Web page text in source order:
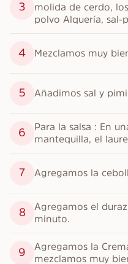
3
molida de cerdo,
polvo Alquería, sal-
4 Mezclamos muy
5 Añadimos sal y
6
Para la salsa : En
mantequilla, el
7 Agregamos la
8
Agregamos el
minuto.
9
Agregamos la
mezclamos muy